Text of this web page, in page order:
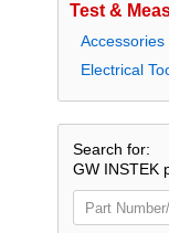
Test &
Accessories
Electrical
Search for:
GW INSTEK